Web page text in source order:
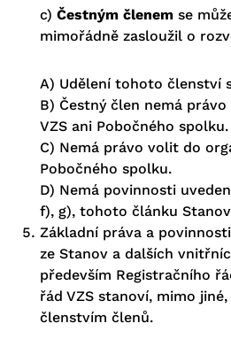
c) Čestným členem se
mimořádně zasloužil o
A) Udělení tohoto členství
B) Čestný člen nemá
VZS ani Pobočného spolku.
C) Nemá právo volit do
Pobočného spolku.
D) Nemá povinnosti
f), g), tohoto článku
Základní práva a
ze Stanov a dalších
především Registračního
řád VZS stanoví, mimo
členstvím členů.